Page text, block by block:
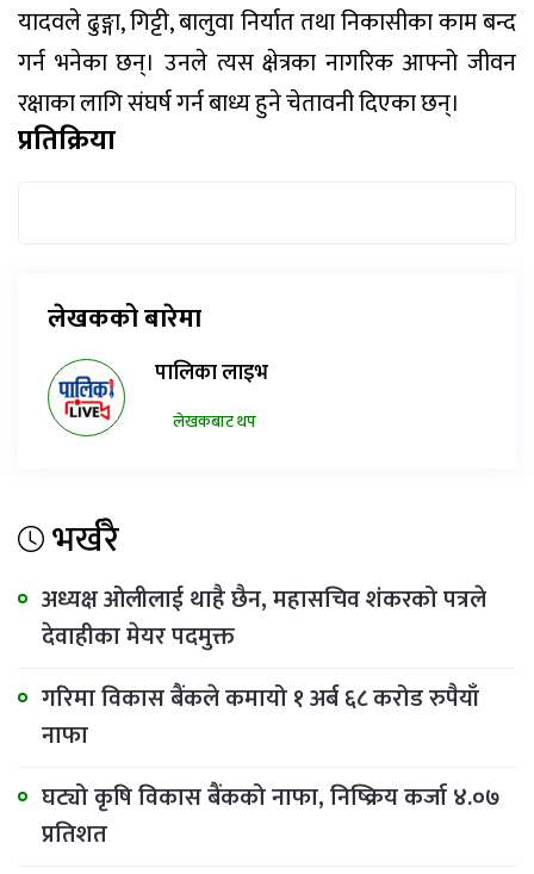
यादवले ढुङ्गा, गिट, बालुवा निर्यात तथा निकासीका काम बन्द
गर्न भनेका छन्। उनले त्यस क्षेत्रका नागरिक आफ्नो जीवन
रक्षाका लागि संघर्ष गर्न बाध्य हुने चेतावनी दिएका छन्।
प्रतिक्रिया
लेखकको बारेमा
पालिका लाइभ
लेखकबाट थप
भर्खरै
अध्यक्ष ओलीलाई थाहै छैन, महासचिव शंकरको पत्रले
देवाहीका मेयर पदमुक्त
गरिमा विकास बैंकले कमायो १ अर्ब ६८ करोड रुपैयाँ
नाफा
घट्यो कृषि विकास बैंकको नाफा, निष्क्रिय कर्जा ४.०७
प्रतिशत